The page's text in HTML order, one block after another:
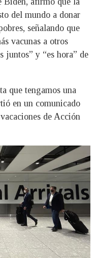
del mundo a donar
señalando que
vacunas a otros
juntos” y “es hora” de
que tengamos una
en un comunicado
de Acción